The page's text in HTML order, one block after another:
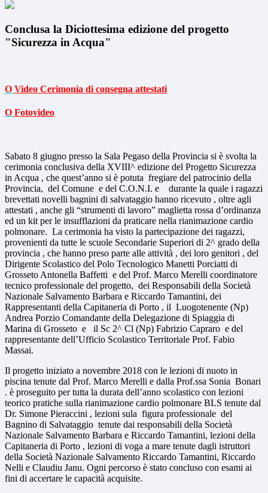
Conclusa la Diciottesima edizione del progetto
"Sicurezza in Acqua"
O Video Cerimonia di consegna attestati
O Fotovideo
Sabato 8 giugno presso la Sala Pegaso della Provincia si è svolta la
cerimonia conclusiva della XVIII^ edizione del Progetto Sicurezza
in Acqua , che quest’anno si è potuta fregiare del patrocinio della
Provincia, del Comune e del C.O.N.I. e durante la quale i ragazzi
brevettati novelli bagnini di salvataggio hanno ricevuto , oltre agli
attestati , anche gli “strumenti di lavoro” maglietta rossa d’ordinanza
ed un kit per le insufflazioni da praticare nella rianimazione cardio
polmonare. La cerimonia ha visto la partecipazione dei ragazzi,
provenienti da tutte le scuole Secondarie Superiori di 2^ grado della
provincia , che hanno preso parte alle attività , dei loro genitori , del
Dirigente Scolastico del Polo Tecnologico Manetti Porciatti di
Grosseto Antonella Baffetti e del Prof. Marco Merelli coordinatore
tecnico professionale del progetto, dei Responsabili della Società
Nazionale Salvamento Barbara e Riccardo Tamantini, dei
Rappresentanti della Capitaneria di Porto , il Luogotenente (Np)
Andrea Porzio Comandante della Delegazione di Spiaggia di
Marina di Grosseto e il Sc 2^ Cl (Np) Fabrizio Capraro e del
rappresentante dell’Ufficio Scolastico Territoriale Prof. Fabio
Massai.
Il progetto iniziato a novembre 2018 con le lezioni di nuoto in
piscina tenute dal Prof. Marco Merelli e dalla Prof.ssa Sonia Bonari
. è proseguito per tutta la durata dell’anno scolastico con lezioni
teorico pratiche sulla rianimazione cardio polmonare BLS tenute dal
Dr. Simone Pieraccini , lezioni sula figura professionale del
Bagnino di Salvataggio tenute dai responsabili della Società
Nazionale Salvamento Barbara e Riccardo Tamantini, lezioni della
Capitaneria di Porto , lezioni di voga a mare tenute dagli istruttori
della Società Nazionale Salvamento Riccardo Tamantini, Riccardo
Nelli e Claudiu Janu. Ogni percorso è stato concluso con esami ai
fini di accertare le capacità acquisite.